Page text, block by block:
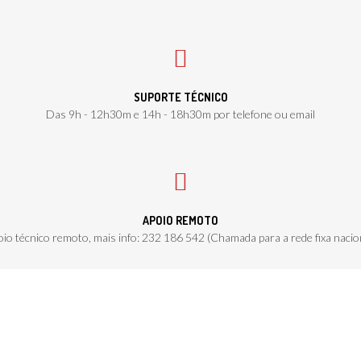
SUPORTE TÉCNICO
Das 9h - 12h30m e 14h - 18h30m por telefone ou email
APOIO REMOTO
técnico remoto, mais info: 232 186 542 (Chamada para a rede fixa